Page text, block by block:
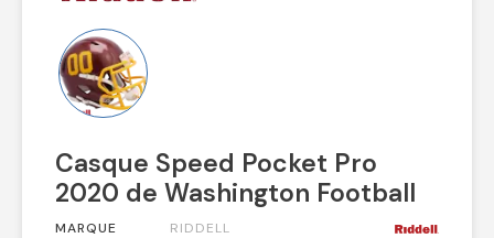
Casque Speed Pocket Pro
2020 de Washington Football
MARQUE
RIDDELL